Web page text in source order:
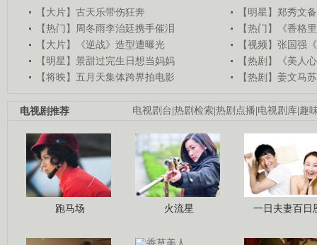
【大片】古天乐带伤狂奔
【明星】郑秀文
【热门】周冬雨李治廷携手催泪
【热门】《香格
【大片】《逆战》造型遭曝光
【视频】张国强
【明星】景甜过完生日想当妈妈
【热剧】《美人
【将映】五月天集体跨界拍电影
【热剧】姜文马
电视剧台|热剧检索|热剧点播|电视剧库|趣
电视剧推荐
跑马场 火流星 一日夫妻百日